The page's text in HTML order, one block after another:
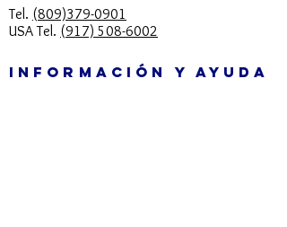
Tel. (809)379-0901
USA Tel. (917) 508-6002
INFORMACIÓN Y AYUDA